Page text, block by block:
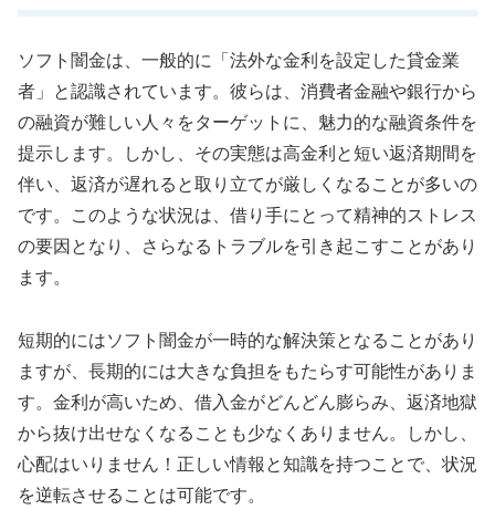
ソフト闇金は、一般的に「法外な金利を設定した貸金業
者」と認識されています。彼らは、消費者金融や銀行から
の融資が難しい人々をターゲットに、魅力的な融資条件を
提示します。しかし、その実態は高金利と短い返済期間を
伴い、返済が遅れると取り立てが厳しくなることが多いの
です。このような状況は、借り手にとって精神的ストレス
の要因となり、さらなるトラブルを引き起こすことがあり
ます。
短期的にはソフト闇金が一時的な解決策となることがあり
ますが、長期的には大きな負担をもたらす可能性がありま
す。金利が高いため、借入金がどんどん膨らみ、返済地獄
から抜け出せなくなることも少なくありません。しかし、
心配はいりません！正しい情報と知識を持つことで、状況
を逆転させることは可能です。